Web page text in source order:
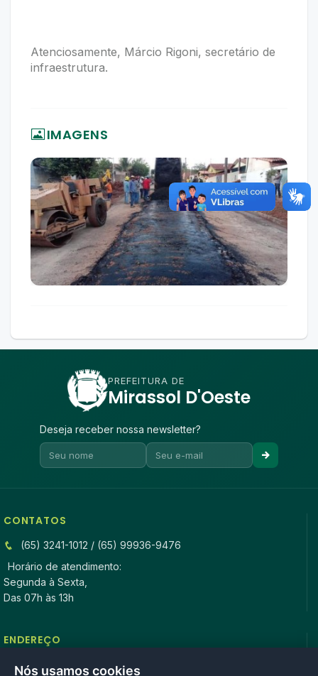
Atenciosamente, Márcio Rigoni, secretário de
infraestrutura.
IMAGENS
PREFEITURA DE
Mirassol D'Oeste
Deseja receber nossa newsletter?
CONTATOS
(65) 3241-1012 / (65) 99936-9476
Horário de atendimento:
Segunda à Sexta,
Das 07h às 13h
ENDEREÇO
Rua Antonio Tavares, n° 3310, Centro CEP: 78.280-000 -
Nós usamos cookies